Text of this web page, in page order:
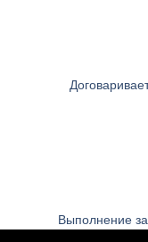
Выполнение